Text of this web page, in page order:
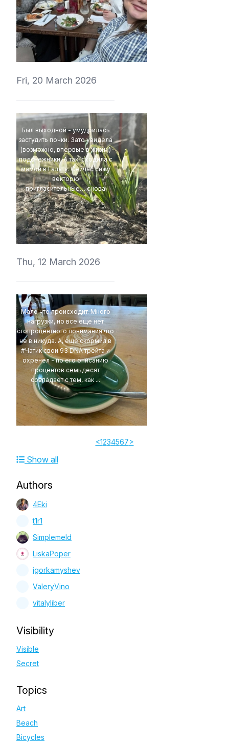
ValeryVino
Fri, 20 March 2026
Был выходной - умудрилась
застудить почки. Зато увидела
(возможно, впервые в жизни)
подснежники. А так, сходила с
мамой в Галату. Сейчас сижу
векторю
пригласительные….снова
ValeryVino
Thu, 12 March 2026
Мало что происходит. Много
нагрузки, но все еще нет
стопроцентного понимания что
не в никуда. А, еще скормил в
#Чатик свои 93 DNA трейта и
охренел - по его описанию
процентов семьдесят
совпадает с тем, как ...
4Eki
<1234567>
Show all
Authors
4Eki
t1r1
Simplemeld
LiskaPoper
igorkamyshev
ValeryVino
vitalyliber
Visibility
Visible
Secret
Topics
Art
Beach
Bicycles